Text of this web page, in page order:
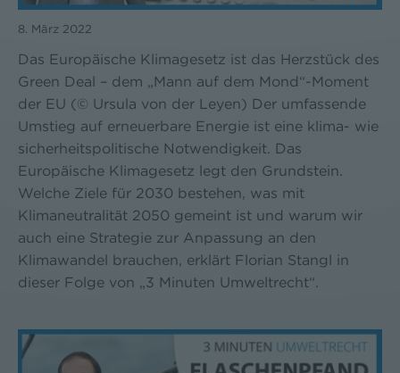
8. März 2022
Das Europäische Klimagesetz ist das Herzstück des
Green Deal – dem „Mann auf dem Mond“-Moment
der EU (© Ursula von der Leyen) Der umfassende
Umstieg auf erneuerbare Energie ist eine klima- wie
sicherheitspolitische Notwendigkeit. Das
Europäische Klimagesetz legt den Grundstein.
Welche Ziele für 2030 bestehen, was mit
Klimaneutralität 2050 gemeint ist und warum wir
auch eine Strategie zur Anpassung an den
Klimawandel brauchen, erklärt Florian Stangl in
dieser Folge von „3 Minuten Umweltrecht“.